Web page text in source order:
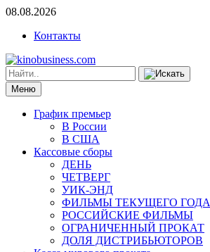
08.08.2026
Контакты
Меню
График премьер
В России
В США
Кассовые сборы
ДЕНЬ
ЧЕТВЕРГ
УИК-ЭНД
ФИЛЬМЫ ТЕКУЩЕГО ГОДА
РОССИЙСКИЕ ФИЛЬМЫ
ОГРАНИЧЕННЫЙ ПРОКАТ
ДОЛЯ ДИСТРИБЬЮТОРОВ